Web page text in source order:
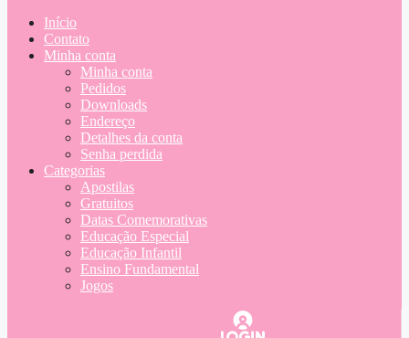
Início
Contato
Minha conta
Minha conta
Pedidos
Downloads
Endereço
Detalhes da conta
Senha perdida
Categorias
Apostilas
Gratuitos
Datas Comemorativas
Educação Especial
Educação Infantil
Ensino Fundamental
Jogos